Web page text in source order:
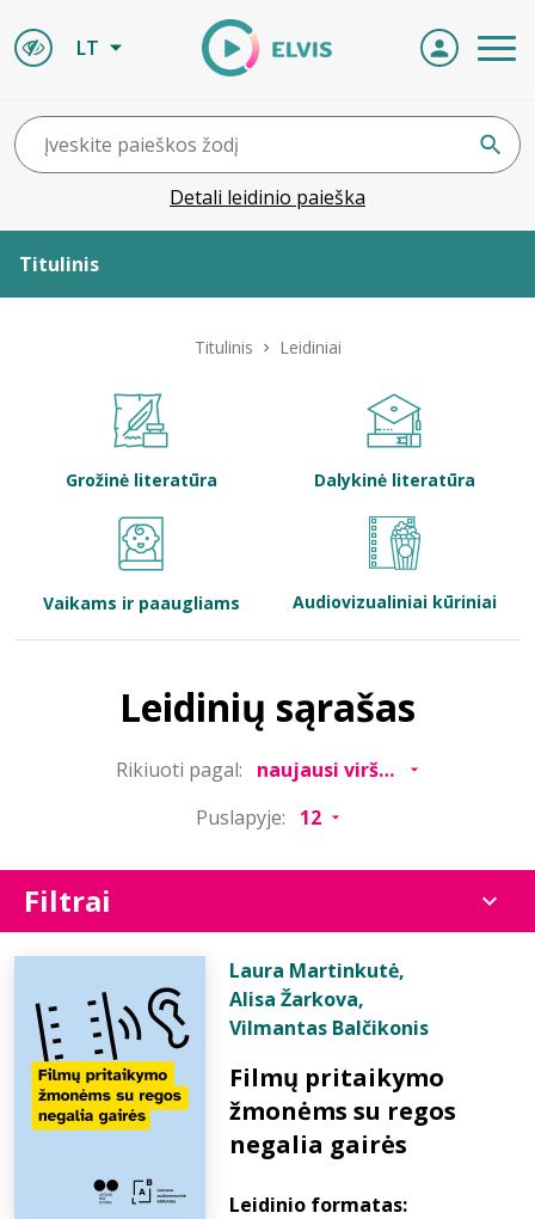
LT
Detali leidinio paieška
Titulinis
Bibliotekoms
Titulinis Leidiniai
Grožinė literatūra Dalykinė literatūra
Vaikams ir paaugliams Audiovizualiniai kūriniai
Leidinių sąrašas
Rikiuoti pagal:
Puslapyje:
Filtrai
Laura Martinkutė,
Alisa Žarkova,
Vilmantas Balčikonis
Filmų pritaikymo
žmonėms su regos
negalia gairės
Leidinio formatas: